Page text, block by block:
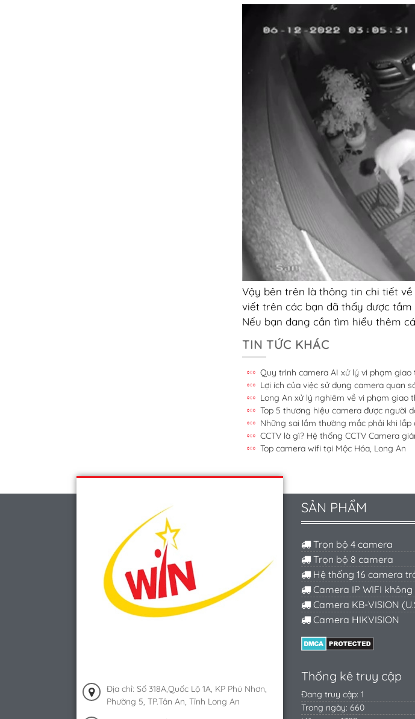
Vậy bên trên là thông tin chi tiết
viết trên các bạn đã thấy được
Nếu bạn đang cần tìm hiểu thêm
TIN TỨC KHÁC
Quy trình camera AI xử lý vi phạm giao
Lợi ích của việc sử dụng camera quan
Long An xử lý nghiêm về vi phạm giao
Top 5 thương hiệu camera được người
Những sai lầm thường mắc phải khi
CCTV là gì? Hệ thống CCTV Camera
Top camera wifi tại Mộc Hóa, Long An
Địa chỉ: Số 318A,Quốc Lộ 1A, KP Phú Nhơn,
Phường 5, TP.Tân An, Tỉnh Long An
SẢN PHẨM
Trọn bộ 4 camera
Trọn bộ 8 camera
Hệ thống 16 camera
Camera IP WIFI không
Camera KB-VISION
Camera HIKVISION
Thống kê truy cập
Đang truy cập: 1
Trong ngày: 660